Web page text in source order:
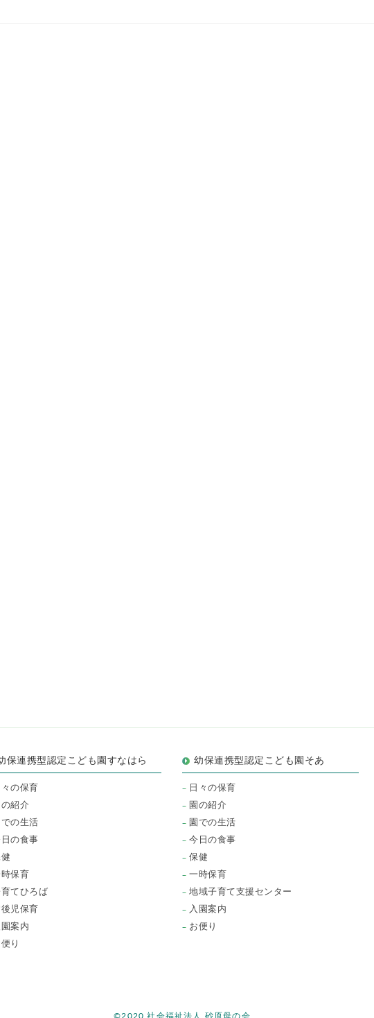
保連携型認定こども園すなはら
々の保育
の紹介
での生活
の食事
保育
てひろば
児保育
園案内
り
幼保連携型認定こども園そあ
日々の保育
園の紹介
園での生活
今日の食事
保健
一時保育
地域子育て支援センター
入園案内
お便り
©2020 社会福祉法人 砂原母の会